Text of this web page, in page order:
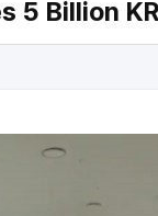
5 Billion